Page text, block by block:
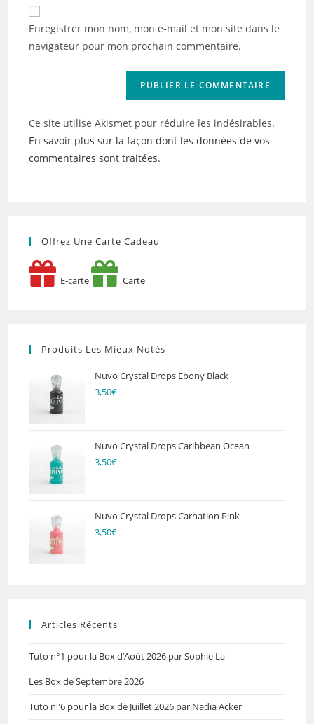
comment
de
votre
(facultatif)
Enregistrer mon nom, mon e-mail et mon site dans le
navigateur pour mon prochain commentaire.
Ce site utilise Akismet pour réduire les indésirables.
En savoir plus sur la façon dont les données de vos
commentaires sont traitées.
Offrez Une Carte Cadeau
E-carte Carte
Produits Les Mieux Notés
Nuvo Crystal Drops Ebony Black
3,50€
Nuvo Crystal Drops Caribbean Ocean
3,50€
Nuvo Crystal Drops Carnation Pink
3,50€
Articles Récents
Tuto n°1 pour la Box d’Août 2026 par Sophie La
Les Box de Septembre 2026
Tuto n°6 pour la Box de Juillet 2026 par Nadia Acker